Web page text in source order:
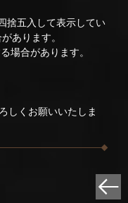
捨五入して表示してい
あります。
場合があります。
しくお願いいたしま